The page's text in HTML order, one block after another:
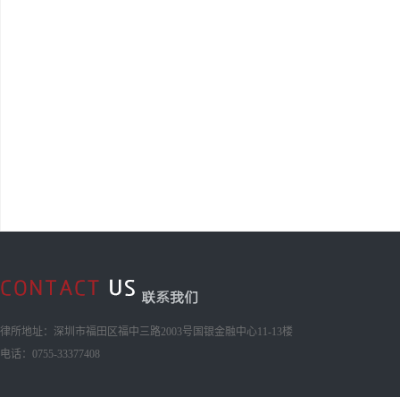
律所地址：深圳市福田区福中三路2003号国银金融中心11-13楼
电话：0755-33377408